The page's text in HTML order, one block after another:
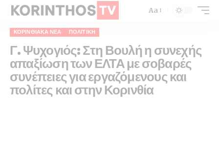
Aa
ΚΟΡΙΝΘΙΑΚΆ ΝΈΑ ΠΟΛΙΤΙΚΉ
Γ. Ψυχογιός: Στη Βουλή η συνεχής
απαξίωση των ΕΛΤΑ με σοβαρές
συνέπειες για εργαζόμενους και
πολίτες και στην Κορινθία